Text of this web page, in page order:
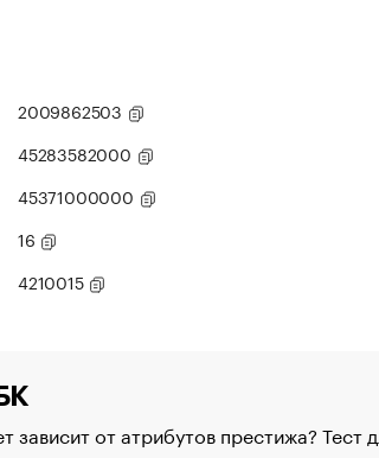
2009862503
45283582000
45371000000
16
4210015
зависит от атрибутов престижа? Тест